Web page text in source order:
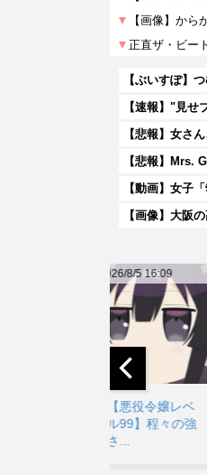
【速報】"見
【悲報】女さ
【悲報】Mrs.
【画像】大阪
2026/8/5 15:47
『幼女戦記Ⅱ
期)』5話感想